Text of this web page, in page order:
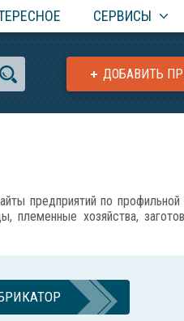
СЕРВИСЫ
ДОБАВИТЬ
предприятий по профильной
племенные хозяйства,